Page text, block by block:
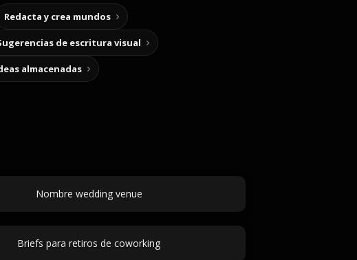
Redacta y crea mundos
de escritura visual
almacenadas
Nombre wedding venue
Briefs para retiros de coworking